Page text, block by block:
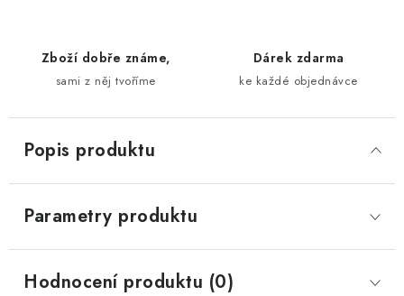
Zboží dobře známe,
sami z něj tvoříme
Dárek zdarma
ke každé objednávce
Popis produktu
Parametry produktu
Hodnocení produktu (0)